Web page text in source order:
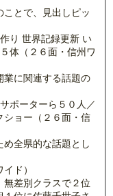
とで、見出しピッ
り 世界記録更新 い
体（２６面・信州ワ
に関連する話題の
ポーターら５０人／
ショー（２６面・信
全県的な話題とし
ド）
差別クラスで２位